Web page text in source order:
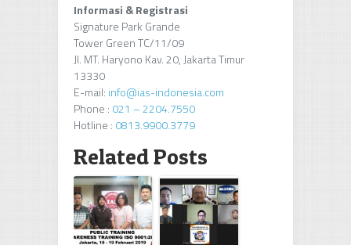
Informasi & Registrasi
Signature Park Grande
Tower Green TC/11/09
Jl. MT. Haryono Kav. 20, Jakarta Timur
13330
E-mail: info@ias-indonesia.com
Phone : 021 – 2204.7550
Hotline : 0813.9900.3779
Related Posts